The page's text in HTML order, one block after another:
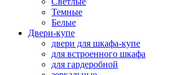
Темные
Белые
Двери-купе
двери для шкафа-купе
для встроенного шкафа
для гардеробной